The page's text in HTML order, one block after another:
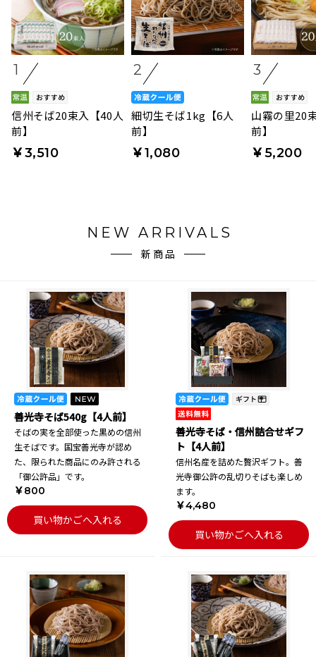
1
信州そば20束入【40人
前】
￥3,510
2
細切生そば1kg【6人
前】
￥1,080
3
山霧の里20
前】
￥5,200
NEW ARRIVALS
新商品
善光寺そば540g【4人前】
そばの実を全部使った黒めの信州
生そばです。国宝善光寺が認め
た、限られた商品にのみ許される
「御公許品」です。
￥800
買い物かごへ入れる
善光寺そば・信州詰合せギフ
ト【4人前】
信州名産を詰めた贅沢ギフト。善
光寺御公許の乱切りそばも楽しめ
ます。
￥4,480
買い物かごへ入れる